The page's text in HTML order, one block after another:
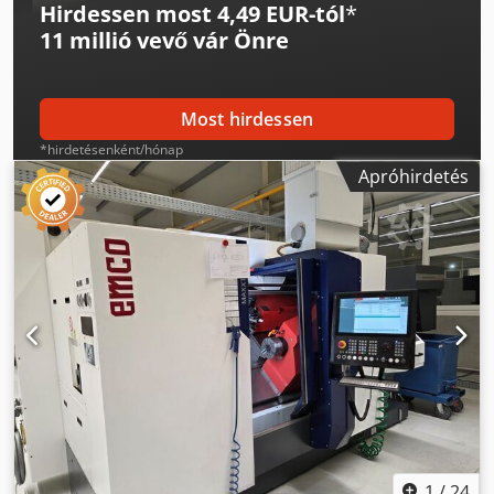
Hirdessen most 4,49 EUR-tól*
11 millió vevővár Önre
Most hirdessen
*hirdetésenként/hónap
Apróhirdetés